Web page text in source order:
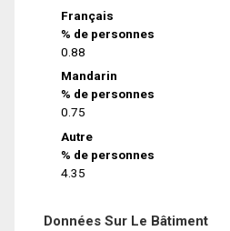
Français
% de personnes
0.88
Mandarin
% de personnes
0.75
Autre
% de personnes
4.35
Données Sur Le Bâtiment